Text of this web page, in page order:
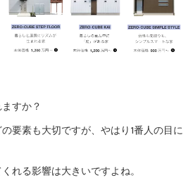
すか？
要素も大切ですが、やはり1番人の目に
れる影響は大きいですよね。